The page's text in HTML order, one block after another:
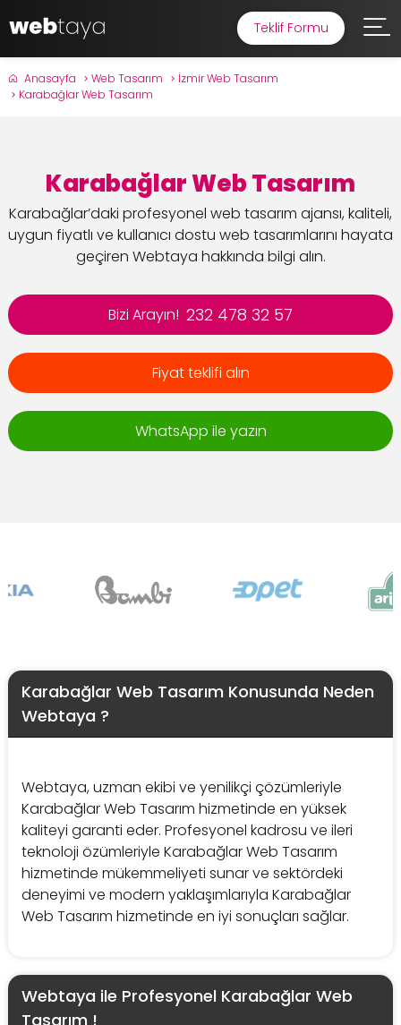
Teklif Formu
Anasayfa Web Tasarım
İzmir Web Tasarım
Karabağlar Web Tasarım
Karabağlar Web Tasarım
Karabağlar’daki profesyonel web tasarım ajansı, kaliteli,
uygun fiyatlı ve kullanıcı dostu web tasarımlarını hayata
geçiren Webtaya hakkında bilgi alın.
Bizi Arayın! 232 478 32 57
Fiyat teklifi alın
WhatsApp ile yazın
Karabağlar Web Tasarım Konusunda Neden
Webtaya ?
Webtaya, uzman ekibi ve yenilikçi çözümleriyle
Karabağlar Web Tasarım hizmetinde en yüksek
kaliteyi garanti eder. Profesyonel kadrosu ve ileri
teknoloji özümleriyle Karabağlar Web Tasarım
hizmetinde mükemmeliyeti sunar ve sektördeki
deneyimi ve modern yaklaşımlarıyla Karabağlar
Web Tasarım hizmetinde en iyi sonuçları sağlar.
Webtaya ile Profesyonel Karabağlar Web
Tasarım !